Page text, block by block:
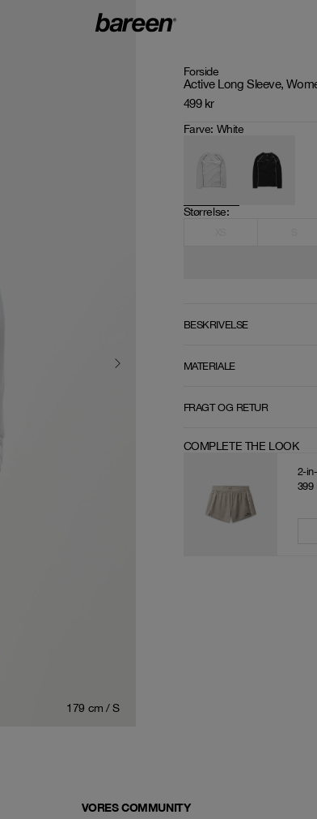
179 cm / S
Forside
Active Long Sleeve,
499 kr
Farve: White
Størrelse:
BESKRIVELSE
MATERIALE
FRAGT OG RETUR
COMPLETE THE LOOK
2-
399
VORES COMMUNITY